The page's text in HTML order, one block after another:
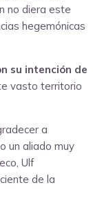
no diera este
hegemónicas
su intención de
vasto territorio
a
un aliado muy
Ulf
de la